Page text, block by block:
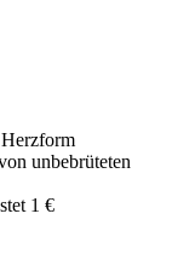
unbebrüteten
1 €